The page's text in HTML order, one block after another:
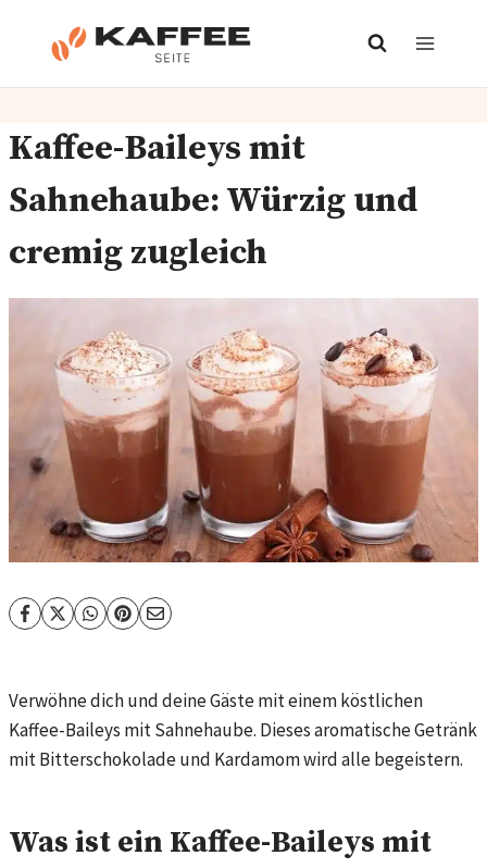
Kaffee-Baileys mit
Sahnehaube: Würzig und
cremig zugleich
Verwöhne dich und deine Gäste mit einem köstlichen
Kaffee-Baileys mit Sahnehaube. Dieses aromatische Getränk
mit Bitterschokolade und Kardamom wird alle begeistern.
Was ist ein Kaffee-Baileys mit